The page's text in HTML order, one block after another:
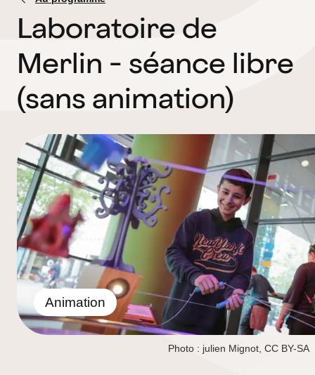
Laboratoire de
Merlin - séance libre
(sans animation)
Animation
Photo : julien Mignot, CC BY-SA